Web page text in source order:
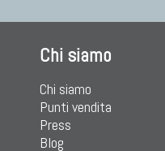
Chi siamo
Chi siamo
Punti vendita
Press
Blog